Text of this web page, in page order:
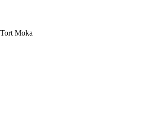
Tort Moka